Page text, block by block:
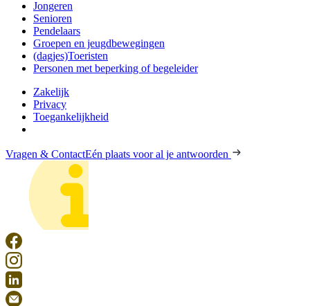
Jongeren
Senioren
Pendelaars
Groepen en jeugdbewegingen
(dagjes)Toeristen
Personen met beperking of begeleider
Zakelijk
Privacy
Toegankelijkheid
Vragen & ContactEén plaats voor al je antwoorden